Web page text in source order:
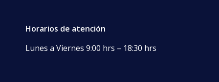
Horarios de atención
Lunes a Viernes 9:00 hrs – 18:30 hrs